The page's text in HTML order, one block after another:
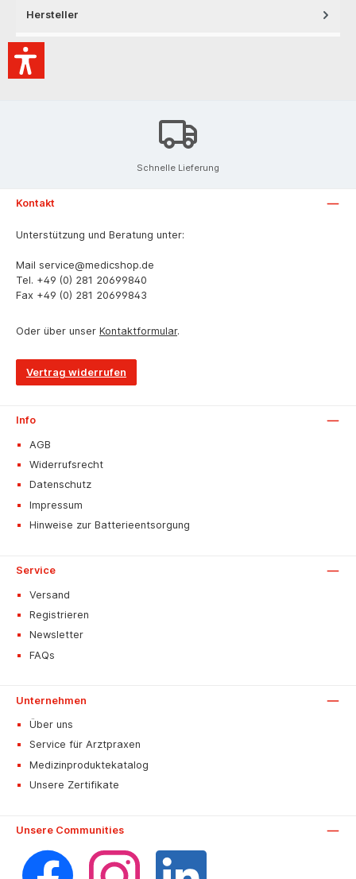
Hersteller
Schnelle Lieferung
Kontakt
Unterstützung und Beratung unter:
Mail service@medicshop.de
Tel. +49 (0) 281 20699840
Fax +49 (0) 281 20699843
Oder über unser Kontaktformular.
Vertrag widerrufen
Info
AGB
Widerrufsrecht
Datenschutz
Impressum
Hinweise zur Batterieentsorgung
Service
Versand
Registrieren
Newsletter
FAQs
Unternehmen
Über uns
Service für Arztpraxen
Medizinproduktekatalog
Unsere Zertifikate
Unsere Communities